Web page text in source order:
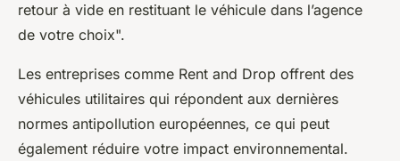
retour à vide en restituant le véhicule dans l’agence
de votre choix".
Les entreprises comme Rent and Drop offrent des
véhicules utilitaires qui répondent aux dernières
normes antipollution européennes, ce qui peut
également réduire votre impact environnemental.